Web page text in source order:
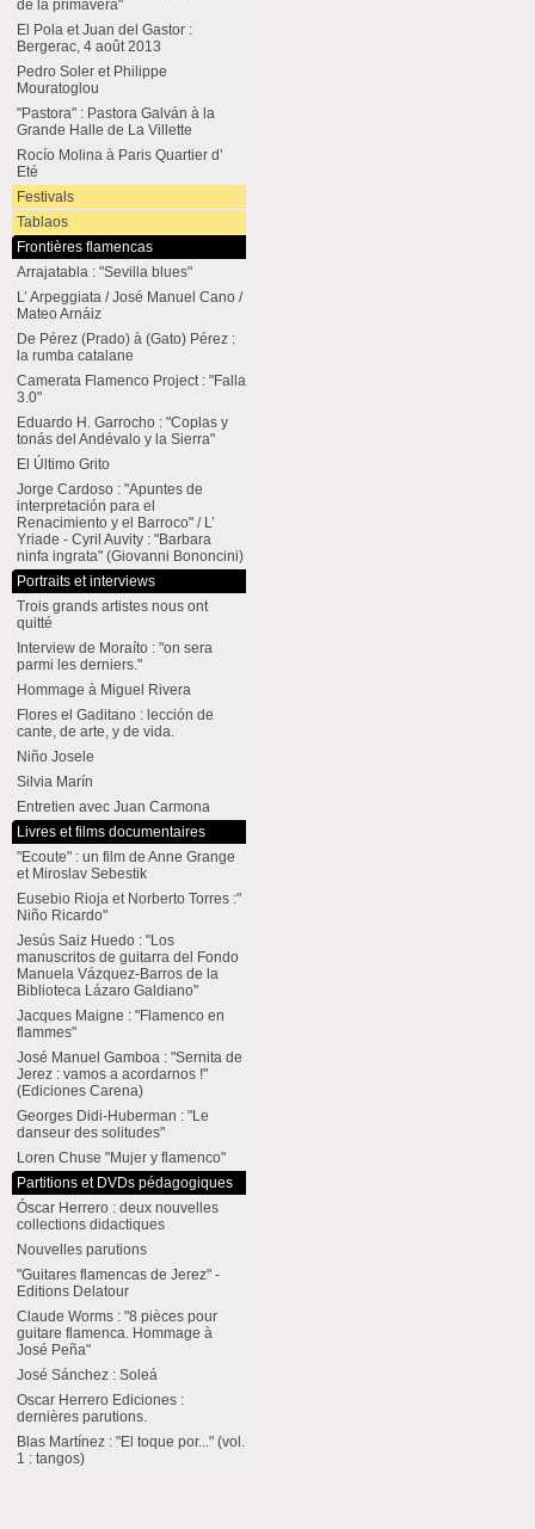
de la primavera"
El Pola et Juan del Gastor :
Bergerac, 4 août 2013
Pedro Soler et Philippe
Mouratoglou
"Pastora" : Pastora Galván à la
Grande Halle de La Villette
Rocío Molina à Paris Quartier d’
Eté
Festivals
Tablaos
Frontières flamencas
Arrajatabla : "Sevilla blues"
L’ Arpeggiata / José Manuel Cano /
Mateo Arnáiz
De Pérez (Prado) à (Gato) Pérez :
la rumba catalane
Camerata Flamenco Project : "Falla
3.0"
Eduardo H. Garrocho : "Coplas y
tonás del Andévalo y la Sierra"
El Último Grito
Jorge Cardoso : "Apuntes de
interpretación para el
Renacimiento y el Barroco" / L’
Yriade - Cyril Auvity : "Barbara
ninfa ingrata" (Giovanni Bononcini)
Portraits et interviews
Trois grands artistes nous ont
quitté
Interview de Moraíto : "on sera
parmi les derniers."
Hommage à Miguel Rivera
Flores el Gaditano : lección de
cante, de arte, y de vida.
Niño Josele
Silvia Marín
Entretien avec Juan Carmona
Livres et films documentaires
"Ecoute" : un film de Anne Grange
et Miroslav Sebestik
Eusebio Rioja et Norberto Torres :"
Niño Ricardo"
Jesús Saiz Huedo : "Los
manuscritos de guitarra del Fondo
Manuela Vázquez-Barros de la
Biblioteca Lázaro Galdiano"
Jacques Maigne : "Flamenco en
flammes"
José Manuel Gamboa : "Sernita de
Jerez : vamos a acordarnos !"
(Ediciones Carena)
Georges Didi-Huberman : "Le
danseur des solitudes"
Loren Chuse "Mujer y flamenco"
Partitions et DVDs pédagogiques
Óscar Herrero : deux nouvelles
collections didactiques
Nouvelles parutions
"Guitares flamencas de Jerez" -
Editions Delatour
Claude Worms : "8 pièces pour
guitare flamenca. Hommage à
José Peña"
José Sánchez : Soleá
Oscar Herrero Ediciones :
dernières parutions.
Blas Martínez : "El toque por..." (vol.
1 : tangos)